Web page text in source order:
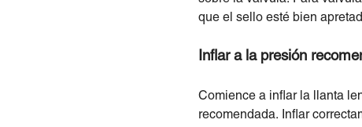
que el sello esté bien
Inflar a la presión
Comience a inflar la llanta
recomendada. Inflar